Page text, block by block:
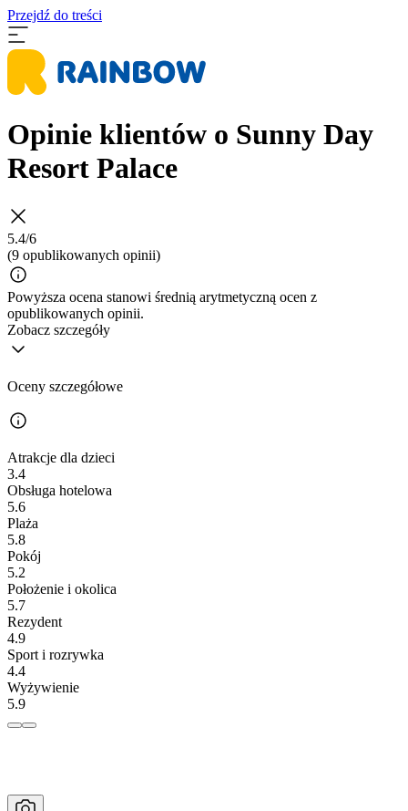
Przejdź do treści
Opinie klientów o Sunny Day
Resort Palace
5.4/6
(9 opublikowanych opinii)
Powyższa ocena stanowi średnią arytmetyczną ocen z
opublikowanych opinii.
Zobacz szczegóły
Oceny szczegółowe
Atrakcje dla dzieci
3.4
Obsługa hotelowa
5.6
Plaża
5.8
Pokój
5.2
Położenie i okolica
5.7
Rezydent
4.9
Sport i rozrywka
4.4
Wyżywienie
5.9